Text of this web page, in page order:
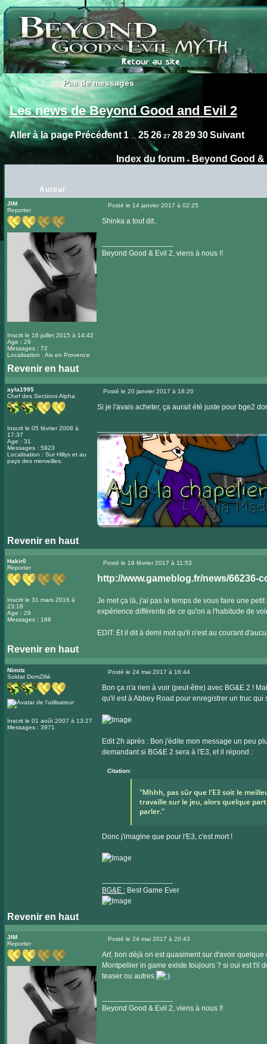
Pas de messages
Pas de messages
Les news de Beyond Good and Evil 2
Aller à la pagePrécédent 1… 25 26 27 28 29 30 Suivant
Index du forum» Beyond Good &
Auteur
JIM
Reporter
Inscrit le 16 juillet 2015 à 14:42
Age : 29
Messages : 72
Localisation : Aix en Provence
Posté le 14 janvier 2017 à 02:25
Shinka a tout dit..
Beyond Good & Evil 2, viens à nous !!
Revenir en haut
ayla1995
Chef des Sections Alpha
Inscrit le 05 février 2008 à
17:37
Age : 31
Messages : 5923
Localisation : Sur Hillys et au
pays des merveilles.
Posté le 20 janvier 2017 à 18:20
Si je l'avais acheter, ça aurait été juste pour bge2
Revenir en haut
Visiter
le
internet
Hakir0
Reporter
Inscrit le 31 mars 2016 à
23:18
Age : 29
Messages : 168
Posté le 19 février 2017 à 11:53
http://www.gameblog.fr/news/66236-
Je met ça là, j'ai pas le temps de vous faire une
expérience différente de ce qu'on a l'habitude de
EDIT: Et il dit à demi mot qu'il n'est au courant
Revenir en haut
Nimitz
Soldat DomZifié
Inscrit le 01 août 2007 à 13:27
Messages : 3971
Posté le 24 mai 2017 à 16:44
Bon ça n'a rien à voir (peut-être) avec BG&E 2 !
qu'il est à Abbey Road pour enregistrer un truc
Edit 2h après : Bon j'édite mon message un peu
demandant si BG&E 2 sera à l'E3, et il répond :
Citation:
"Mhhh, pas sûr que l'E3 soit le
travaille sur le jeu, alors quelque
parler."
Donc j'imagine que pour l'E3, c'est mort !
BG&E :Best Game Ever
Revenir en haut
Visiter
le
internet
JIM
Reporter
Posté le 24 mai 2017 à 20:43
Arf, bon déjà on est quasiment sur d'avoir
Montpellier in game existe toujours ? si oui est t'il
teaser ou autres
Beyond Good & Evil 2, viens à nous !!